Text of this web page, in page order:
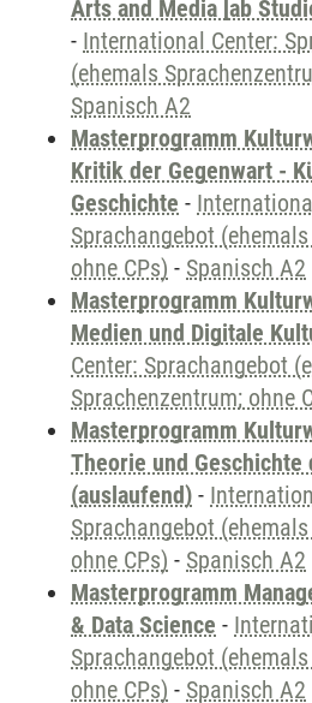
Arts and Media [ab
- International Center:
(ehemals
Spanisch A2
Masterprogramm
Kritik der Gegenwart -
Geschichte -
Sprachangebot
ohne CPs) - Spanisch A2
Masterprogramm
Medien und Digitale
Center: Sprachangebot
Sprachenzentrum; ohne
Masterprogramm
Theorie und Geschichte
(auslaufend) -
Sprachangebot
ohne CPs) - Spanisch A2
Masterprogramm
& Data Science -
Sprachangebot
ohne CPs) - Spanisch A2